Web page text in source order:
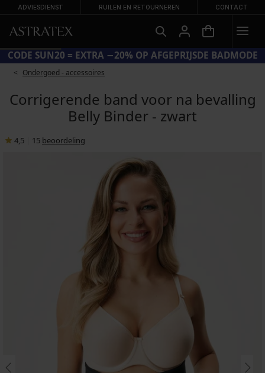
ADVIESDIENST RUILEN EN RETOURNEREN CONTACT
CODE SUN20 = EXTRA −20% OP AFGEPRIJSDE BADMODE
Ondergoed - accessoires
Corrigerende band voor na bevalling
Belly Binder - zwart
4,5 15 beoordeling